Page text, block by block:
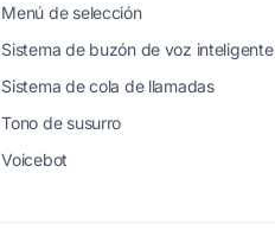
Menú de selección
Sistema de buzón de voz inteligente
Sistema de cola de llamadas
Tono de susurro
Voicebot